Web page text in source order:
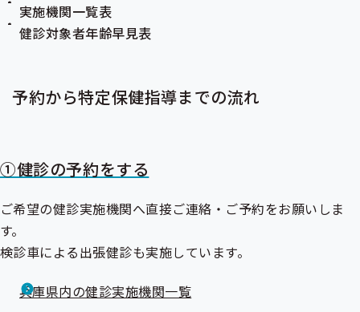
実施機関一覧表
健診対象者年齢早見表
予約から特定保健指導までの流れ
①健診の予約をする
ご希望の健診実施機関へ直接ご連絡・ご予約をお願いしま
す。
検診車による出張健診も実施しています。
兵庫県内の健診実施機関一覧